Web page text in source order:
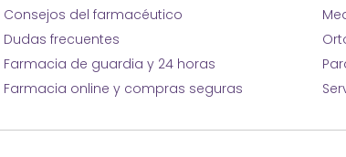
Consejos del farmacéutico
Dudas frecuentes
Farmacia de guardia y 24 horas
Farmacia online y compras seguras